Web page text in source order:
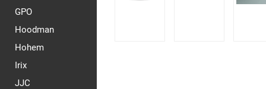
GPO
Hoodman
Hohem
Irix
JJC